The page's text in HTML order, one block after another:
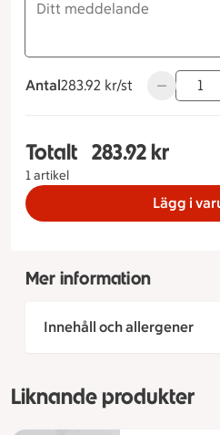
Antal
283.92 kronor styck
283.92 kr/st Använd
Totalt
1 artikel
Totalt 1 stycken
283.92 kr
Lägg i
Mer information
Innehåll och allergener
Liknande produkter